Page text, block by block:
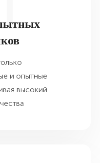
и опытные
высокий